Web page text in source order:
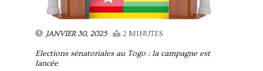
JANVIER 30, 2025 2 MINUTES
Elections sénatoriales au Togo : la campagne est
lancée